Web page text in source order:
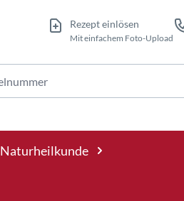
Rezept einlösen
Mit einfachem Foto-Upload
Naturheilkunde